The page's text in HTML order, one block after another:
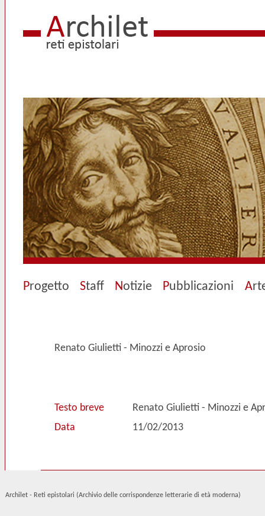
Progetto Staff Notizie Pubblicazioni A
Renato Giulietti - Minozzi e Aprosio
Testo breve
Renato Giulietti - Minozzi e
Data
11/02/2013
Archilet - Reti epistolari (Archivio delle corrispondenze letterarie di età moderna)